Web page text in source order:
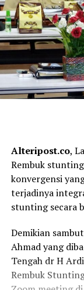
Alteripost.co,
Rembuk
konvergensi
terjadinya
stunting secara
Demikian
Ahmad yang
Tengah dr H
Rembuk